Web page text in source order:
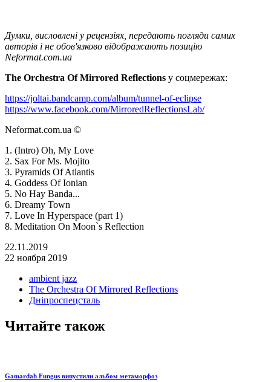
Думки, висловлені у рецензіях, передають погляди самих
авторів і не обов'язково відображають позицію
Neformat.com.ua
The Orchestra Of Mirrored Reflections у соцмережах:
https://joltai.bandcamp.com/album/tunnel-of-eclipse
https://www.facebook.com/MirroredReflectionsLab/
Neformat.com.ua ©
1. (Intro) Oh, My Love
2. Sax For Ms. Mojito
3. Pyramids Of Atlantis
4. Goddess Of Ionian
5. No Hay Banda...
6. Dreamy Town
7. Love In Hyperspace (part 1)
8. Meditation On Moon`s Reflection
22.11.2019
22 ноября 2019
ambient jazz
The Orchestra Of Mirrored Reflections
Дніпроспецсталь
Читайте також
Gamardah Fungus випустили альбом метаморфоз